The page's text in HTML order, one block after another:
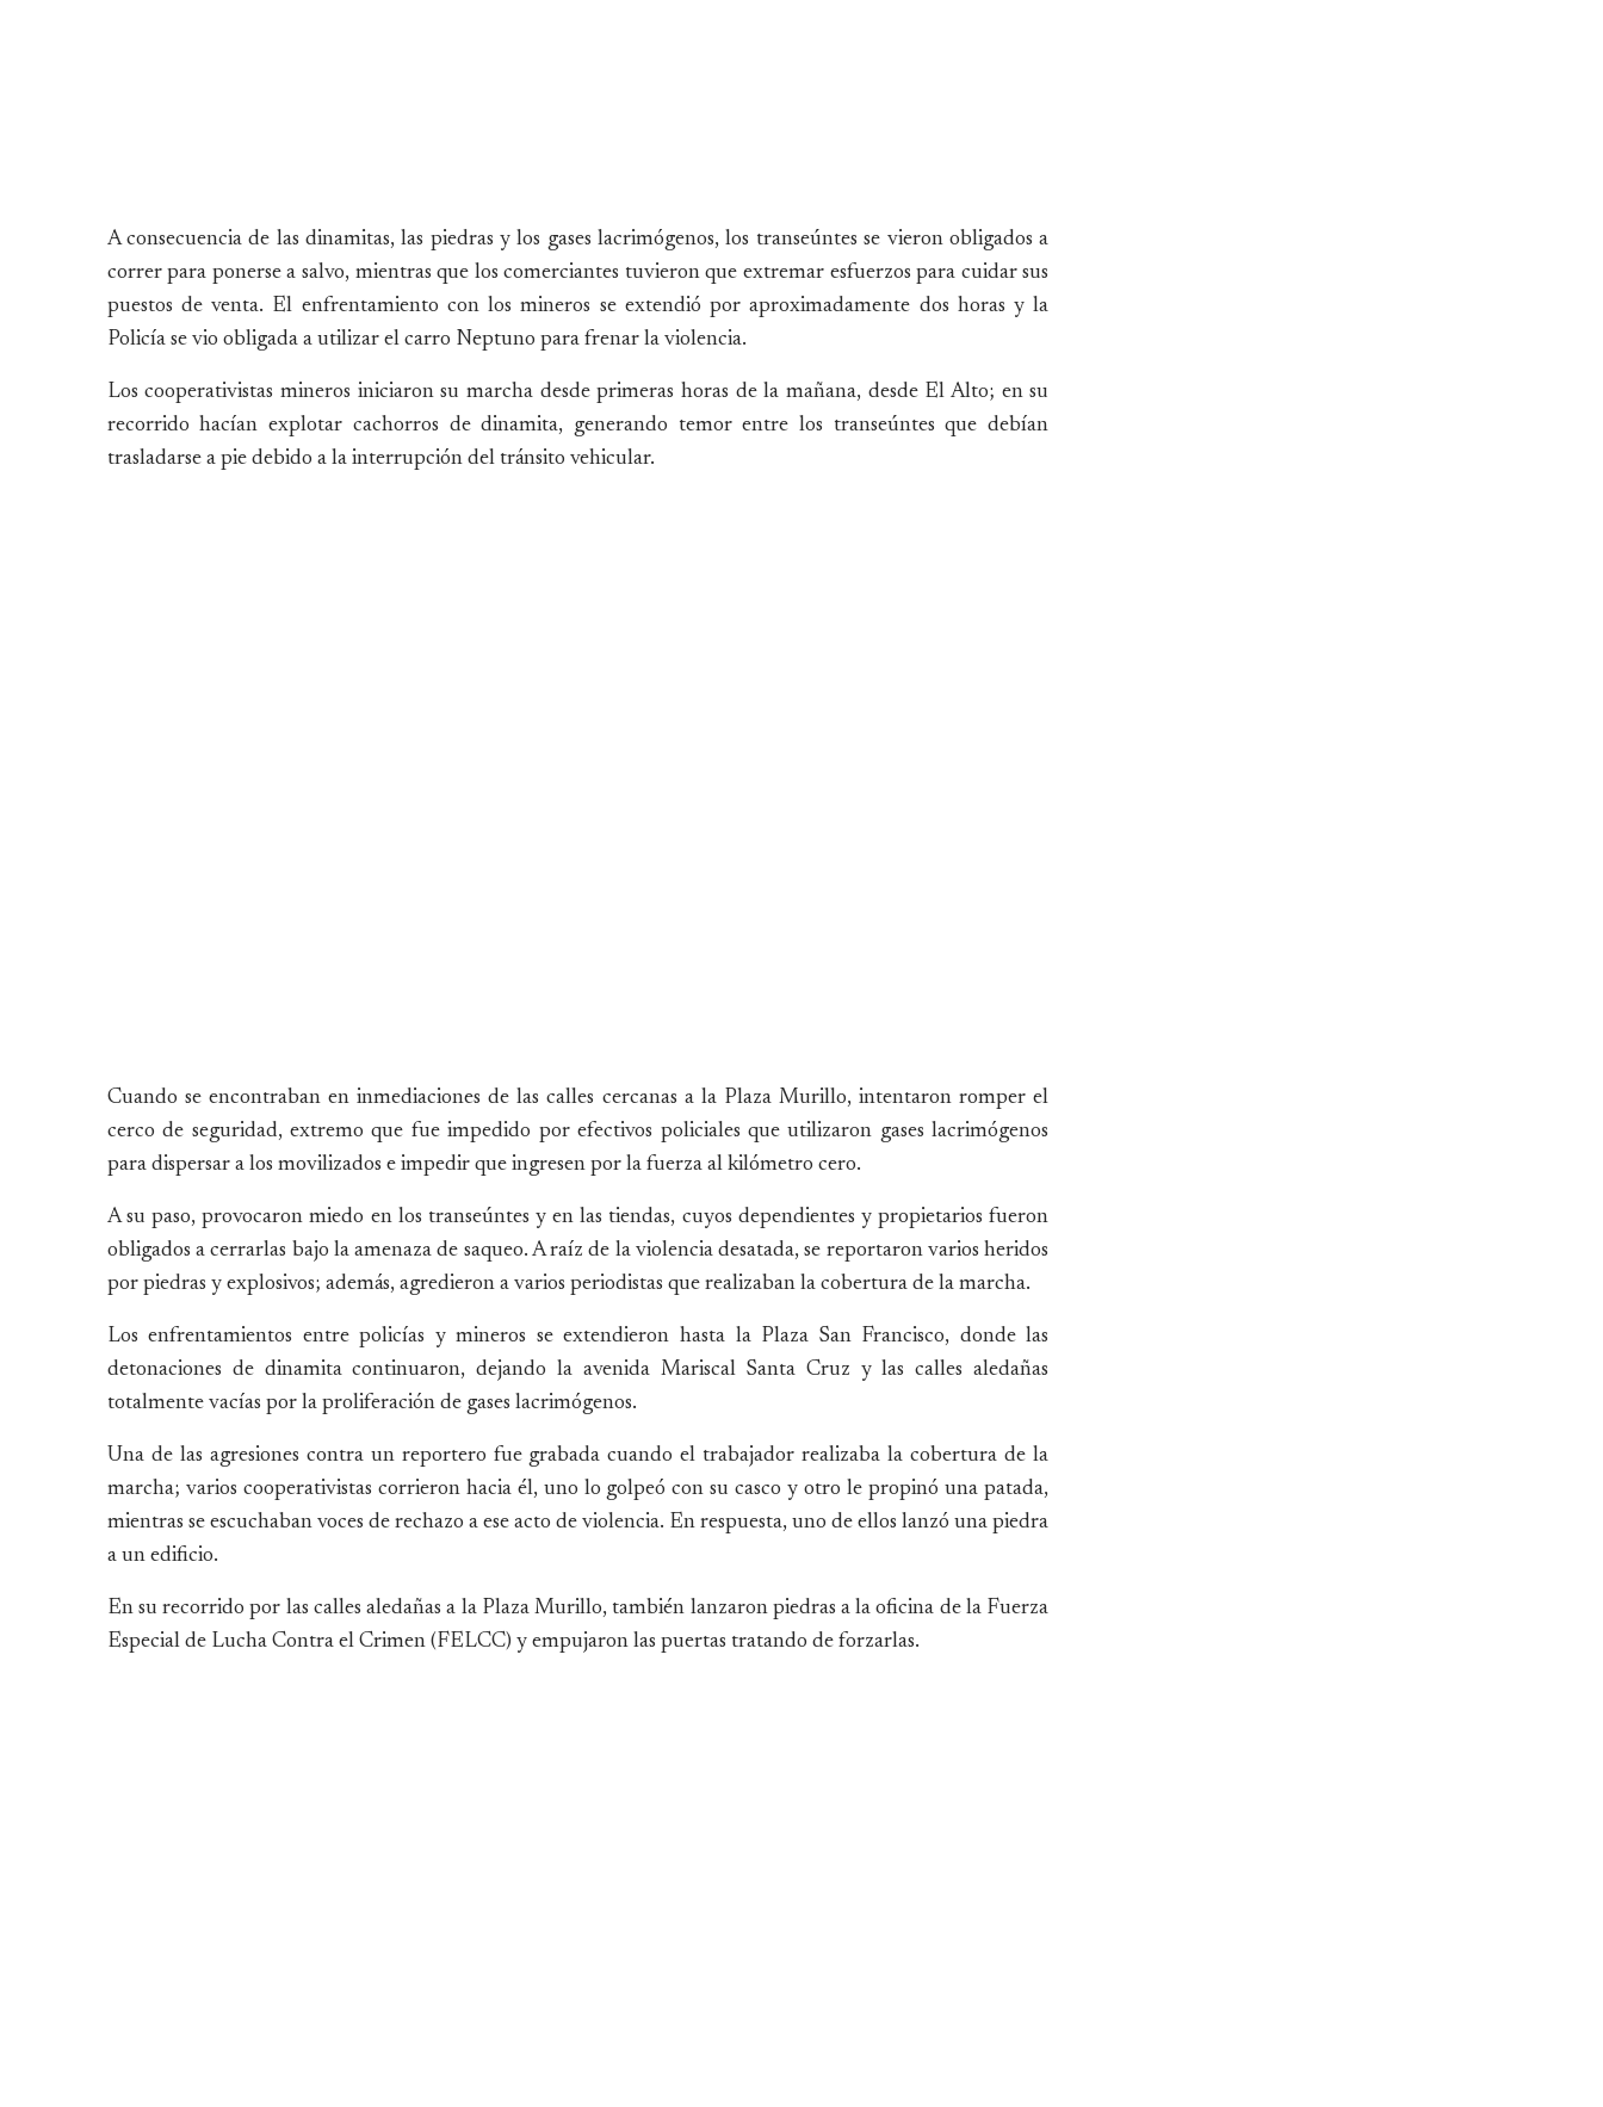
A consecuencia de las dinamitas, las piedras y los gases lacrimógenos, los transeúntes se vieron obligados a
correr para ponerse a salvo, mientras que los comerciantes tuvieron que extremar esfuerzos para cuidar sus
puestos de venta. El enfrentamiento con los mineros se extendió por aproximadamente dos horas y la
Policía se vio obligada a utilizar el carro Neptuno para frenar la violencia.
Los cooperativistas mineros iniciaron su marcha desde primeras horas de la mañana, desde El Alto; en su
recorrido hacían explotar cachorros de dinamita, generando temor entre los transeúntes que debían
trasladarse a pie debido a la interrupción del tránsito vehicular.
Cuando se encontraban en inmediaciones de las calles cercanas a la Plaza Murillo, intentaron romper el
cerco de seguridad, extremo que fue impedido por efectivos policiales que utilizaron gases lacrimógenos
para dispersar a los movilizados e impedir que ingresen por la fuerza al kilómetro cero.
A su paso, provocaron miedo en los transeúntes y en las tiendas, cuyos dependientes y propietarios fueron
obligados a cerrarlas bajo la amenaza de saqueo. A raíz de la violencia desatada, se reportaron varios heridos
por piedras y explosivos; además, agredieron a varios periodistas que realizaban la cobertura de la marcha.
Los enfrentamientos entre policías y mineros se extendieron hasta la Plaza San Francisco, donde las
detonaciones de dinamita continuaron, dejando la avenida Mariscal Santa Cruz y las calles aledañas
totalmente vacías por la proliferación de gases lacrimógenos.
Una de las agresiones contra un reportero fue grabada cuando el trabajador realizaba la cobertura de la
marcha; varios cooperativistas corrieron hacia él, uno lo golpeó con su casco y otro le propinó una patada,
mientras se escuchaban voces de rechazo a ese acto de violencia. En respuesta, uno de ellos lanzó una piedra
a un edificio.
En su recorrido por las calles aledañas a la Plaza Murillo, también lanzaron piedras a la oficina de la Fuerza
Especial de Lucha Contra el Crimen (FELCC) y empujaron las puertas tratando de forzarlas.